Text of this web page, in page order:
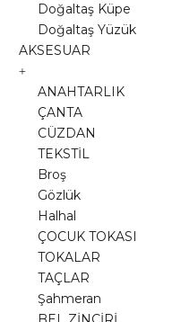
Doğaltaş Küpe
Doğaltaş Yüzük
AKSESUAR
ANAHTARLIK
ÇANTA
CÜZDAN
TEKSTİL
Broş
Gözlük
Halhal
ÇOCUK TOKASI
TOKALAR
TAÇLAR
Şahmeran